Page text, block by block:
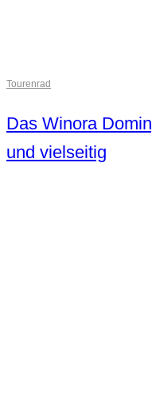
Tourenrad
Das Winora
und vielseitig